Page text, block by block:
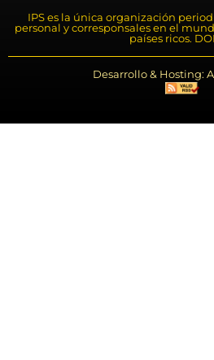
IPS es la única organización
personal y corresponsales en el
países ricos.
Desarrollo & Hosting: